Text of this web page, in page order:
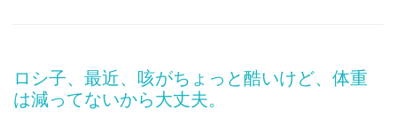
ロシ子、最近、咳がちょっと酷いけど、体重
は減ってないから大丈夫。